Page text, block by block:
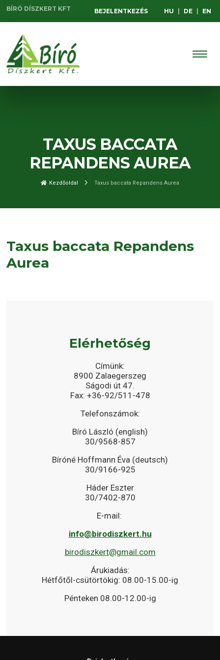
BÍRÓ DÍSZKERT KFT BEJELENTKEZÉS HU DE EN
TAXUS BACCATA
REPANDENS AUREA
Kezdőoldal Taxus baccata Repandens Aurea
Taxus baccata Repandens
Aurea
Elérhetőség
Címünk:
8900 Zalaegerszeg
Ságodi út 47.
Fax: +36-92/511-478
Telefonszámok:
Bíró László (english)
30/9568-857
Bíróné Hoffmann Éva (deutsch)
30/9166-925
Háder Eszter
30/7402-870
E-mail:
info@birodiszkert.hu
birodiszkert@gmail.com
Árukiadás:
Hétfőtől-csütörtökig: 08.00-15.00-ig
Pénteken 08.00-12.00-ig